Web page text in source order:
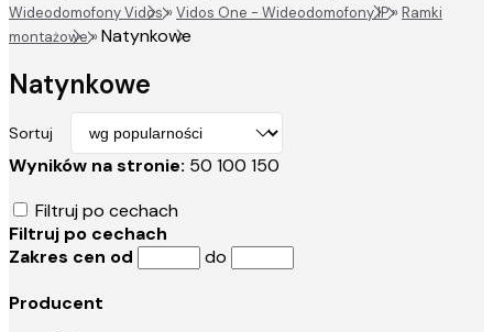
Wideodomofony Vidos»Vidos One - Wideodomofony IP»Ramki
montażowe»Natynkowe
Natynkowe
Sortuj
Wyników na stronie: 50 100 150
Filtruj po cechach
Filtruj po cechach
Zakres cen od
do
Producent